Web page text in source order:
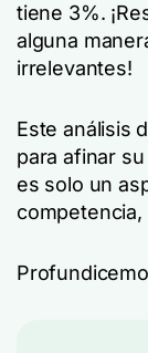
tiene 3%.
alguna
irrelevantes!
Este análisis
para afinar
es solo un
competencia,